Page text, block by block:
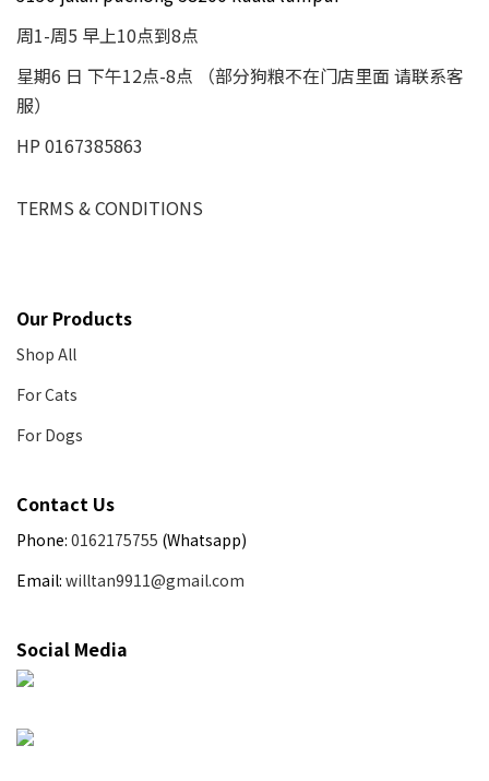
周1-周5 早上10点到8点
星期6 日 下午12点-8点 （部分狗粮不在门店里面 请联系客
服）
HP 0167385863
TERMS & CONDITIONS
Our Products
Shop All
For Cats
For Dogs
Contact Us
Phone: 0162175755 (Whatsapp)
Email: willtan9911@gmail.com
Social Media